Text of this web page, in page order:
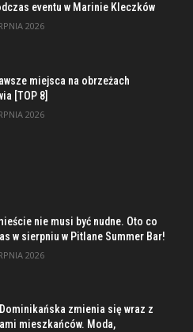
eventu w Marinie Kleczków
2026
miejsca na obrzeżach
[TOP 8]
2026
nie musi być nudne. Oto co
w sierpniu w Pitlane Summer Bar!
2026
zmienia się wraz z
mieszkańców. Moda,